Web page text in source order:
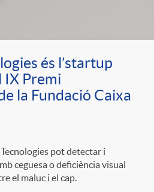
és l’startup
IX Premi
la Fundació Caixa
pot detectar i
ceguesa o deficiència visual
el maluc i el cap.